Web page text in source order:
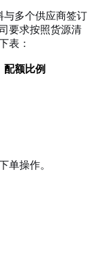
与多个供应商签订
要求按照货源清
表：
配额比例
单操作。